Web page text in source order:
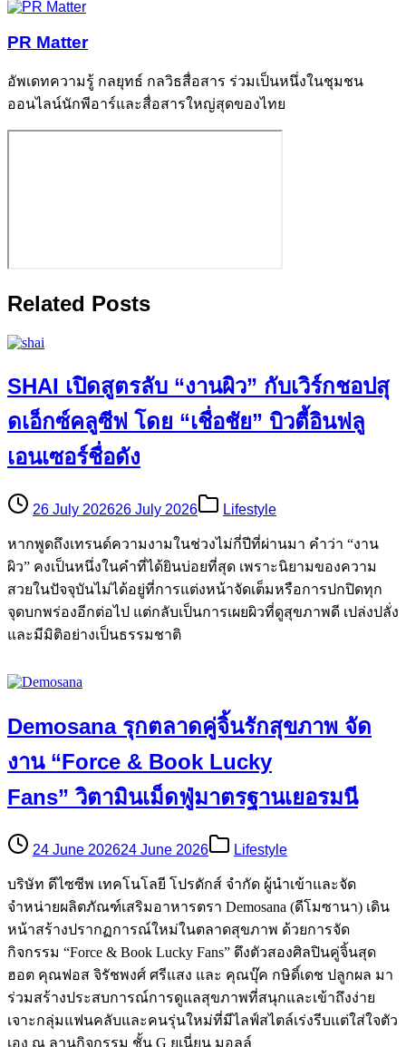
PR Matter
อัพเดทความรู้ กลยุทธ์ กลวิธสื่อสาร ร่วมเป็นหนึ่งในชุมชน
ออนไลน์นักพีอาร์และสื่อสารใหญ่สุดของไทย
Related Posts
SHAI เปิดสูตรลับ “งานผิว” กับเวิร์กชอปสุ
ดเอ็กซ์คลูซีฟ โดย “เชื่อชัย” บิวตี้อินฟลู
เอนเซอร์ชื่อดัง
26 July 202626 July 2026 Lifestyle
หากพูดถึงเทรนด์ความงามในช่วงไม่กี่ปีที่ผ่านมา คำว่า “งาน
ผิว” คงเป็นหนึ่งในคำที่ได้ยินบ่อยที่สุด เพราะนิยามของความ
สวยในปัจจุบันไม่ได้อยู่ที่การแต่งหน้าจัดเต็มหรือการปกปิดทุก
จุดบกพร่องอีกต่อไป แต่กลับเป็นการเผยผิวที่ดูสุขภาพดี เปล่งปลั่ง
และมีมิติอย่างเป็นธรรมชาติ
Demosana รุกตลาดคู่จิ้นรักสุขภาพ จัด
งาน “Force & Book Lucky
Fans” วิตามินเม็ดฟู่มาตรฐานเยอรมนี
24 June 202624 June 2026 Lifestyle
บริษัท ดีไซซีพ เทคโนโลยี โปรดักส์ จำกัด ผู้นำเข้าและจัด
จำหน่ายผลิตภัณฑ์เสริมอาหารตรา Demosana (ดีโมซานา) เดิน
หน้าสร้างปรากฏการณ์ใหม่ในตลาดสุขภาพ ด้วยการจัด
กิจกรรม “Force & Book Lucky Fans” ดึงตัวสองศิลปินคู่จิ้นสุด
ฮอต คุณฟอส จิรัชพงศ์ ศรีแสง และ คุณบุ๊ค กษิดิ์เดช ปลูกผล มา
ร่วมสร้างประสบการณ์การดูแลสุขภาพที่สนุกและเข้าถึงง่าย
เจาะกลุ่มแฟนคลับและคนรุ่นใหม่ที่มีไลฟ์สไตล์เร่งรีบแต่ใส่ใจตัว
เอง ณ ลานกิจกรรม ชั้น G ยูเนี่ยน มอลล์